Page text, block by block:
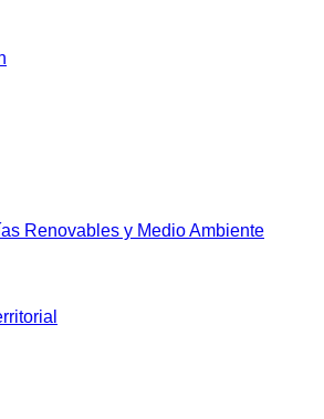
Renovables y Medio Ambiente